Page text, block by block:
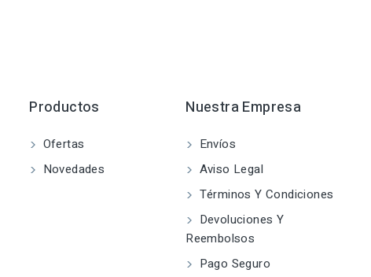
Productos
Ofertas
Novedades
Nuestra Empresa
Envíos
Aviso Legal
Términos Y Condiciones
Devoluciones Y
Reembolsos
Pago Seguro